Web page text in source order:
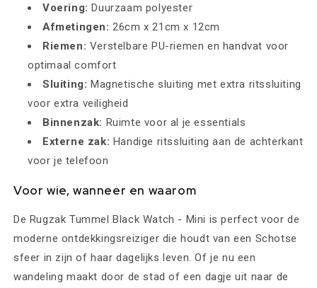
Voering: Duurzaam polyester
Afmetingen: 26cm x 21cm x 12cm
Riemen: Verstelbare PU-riemen en handvat voor
optimaal comfort
Sluiting: Magnetische sluiting met extra ritssluiting
voor extra veiligheid
Binnenzak: Ruimte voor al je essentials
Externe zak: Handige ritssluiting aan de achterkant
voor je telefoon
Voor wie, wanneer en waarom
De Rugzak Tummel Black Watch - Mini is perfect voor de
moderne ontdekkingsreiziger die houdt van een Schotse
sfeer in zijn of haar dagelijks leven. Of je nu een
wandeling maakt door de stad of een dagje uit naar de